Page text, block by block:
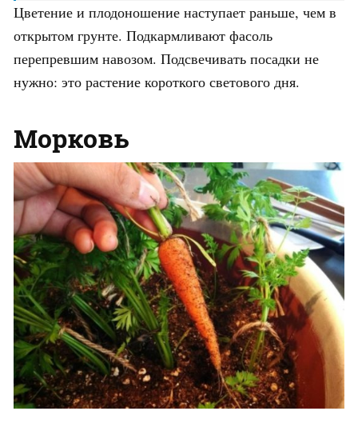
Цветение и плодоношение наступает раньше, чем в
открытом грунте. Подкармливают фасоль
перепревшим навозом. Подсвечивать посадки не
нужно: это растение короткого светового дня.
Морковь